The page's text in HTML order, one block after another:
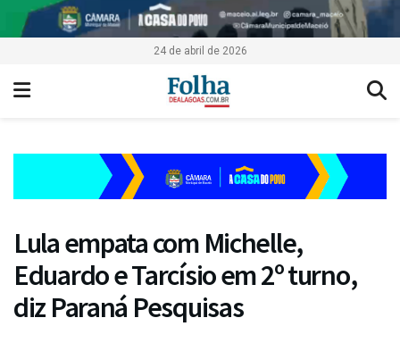
24 de abril de 2026
Lula empata com Michelle,
Eduardo e Tarcísio em 2º turno,
diz Paraná Pesquisas